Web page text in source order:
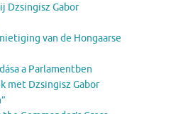
Dzsingisz Gabor
van de Hongaarse
a Parlamentben
met Dzsingisz Gabor